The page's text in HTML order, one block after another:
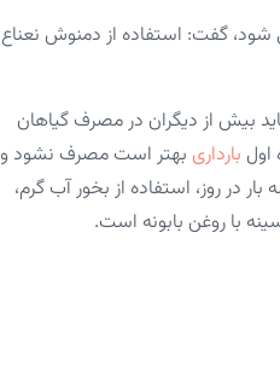
‌شود، گفت: استفاده از دمنوش نعناع
بیش از دیگران در مصرف گیاهان
اول بارداری بهتر است مصرف نشود و
در روز، استفاده از بخور آب گرم،
با روغن بابونه است.